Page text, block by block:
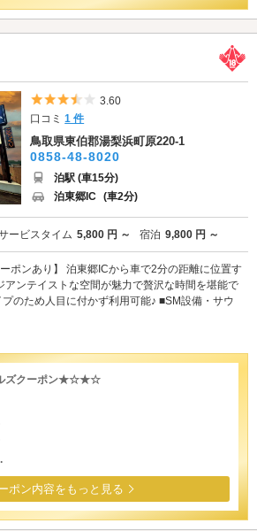
5つ星のうち3.5
3.60
口コミ1 件
鳥取県東伯郡湯梨浜町原220-1
0858-48-8020
泊駅 (車15分)
泊東郷IC (車2分)
ービスタイム 5,800 円 ～ 宿泊 9,800 円 ～
ポンあり】 泊東郷ICから車で2分の距離に位置す
ンテイストな空間が魅力で贅沢な時間を堪能で
のため人目に付かず利用可能♪ ■SM設備・サウ
ズクーポン★☆★☆
ポン内容をもっと見る